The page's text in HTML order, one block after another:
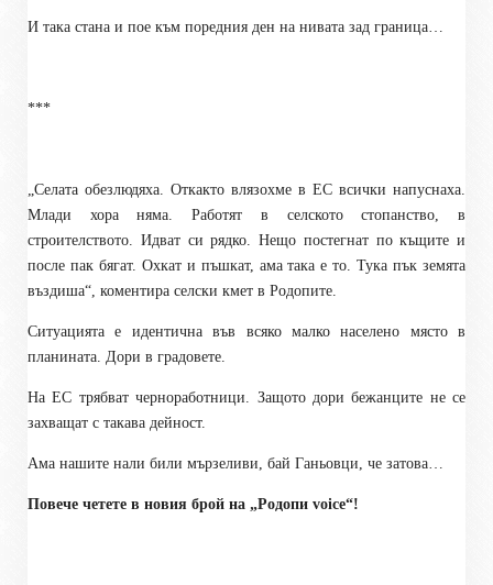
И така стана и пое към поредния ден на нивата зад граница…
***
„Селата обезлюдяха. Откакто влязохме в ЕС всички напуснаха.
Млади хора няма. Работят в селското стопанство, в
строителството. Идват си рядко. Нещо постегнат по къщите и
после пак бягат. Охкат и пъшкат, ама така е то. Тука пък земята
въздиша“, коментира селски кмет в Родопите.
Ситуацията е идентична във всяко малко населено място в
планината. Дори в градовете.
На ЕС трябват черноработници. Защото дори бежанците не се
захващат с такава дейност.
Ама нашите нали били мързеливи, бай Ганьовци, че затова…
Повече четете в новия брой на „Родопи voice“!